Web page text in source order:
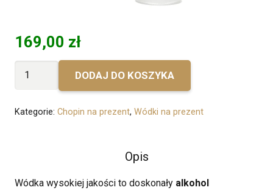
169,00 zł
ilość
DODAJ DO KOSZYKA
Kategorie: Chopin na prezent, Wódki na prezent
Opis
Wódka wysokiej jakości to doskonały alkohol